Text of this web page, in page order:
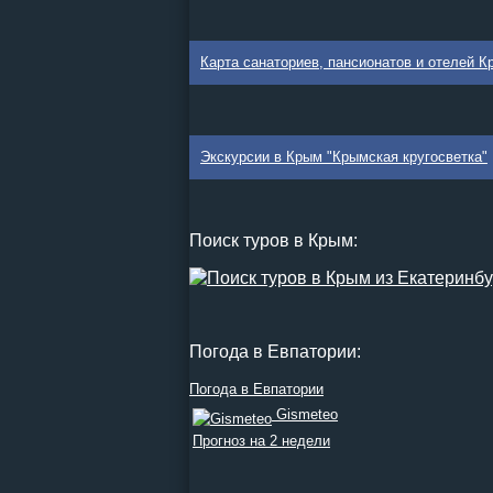
Карта санаториев, пансионатов и отелей
Экскурсии в Крым "Крымская кругосветка"
Поиск туров в Крым:
Погода в Евпатории:
Погода в Евпатории
Gismeteo
Прогноз на 2 недели